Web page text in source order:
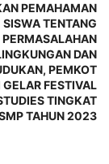
PEMAHAMAN
SISWA TENTANG
PERMASALAHAN
DAN
PEMKOT
FESTIVAL
TINGKAT
TAHUN 2023